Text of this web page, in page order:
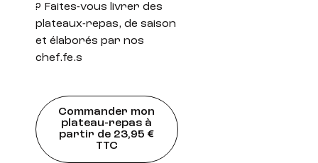
? Faites-vous livrer des
plateaux-repas, de saison
et élaborés par nos
chef.fe.s
Commander mon
plateau-repas à
partir de 23,95 €
TTC